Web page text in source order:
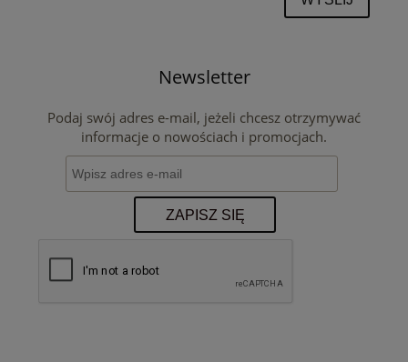
Newsletter
Podaj swój adres e-mail, jeżeli chcesz otrzymywać
informacje o nowościach i promocjach.
ZAPISZ SIĘ